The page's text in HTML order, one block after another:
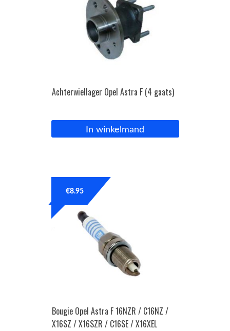
Achterwiellager Opel Astra F (4 gaats)
In winkelmand
Bougie Opel Astra F 16NZR / C16NZ /
X16SZ / X16SZR / C16SE / X16XEL
€8.95